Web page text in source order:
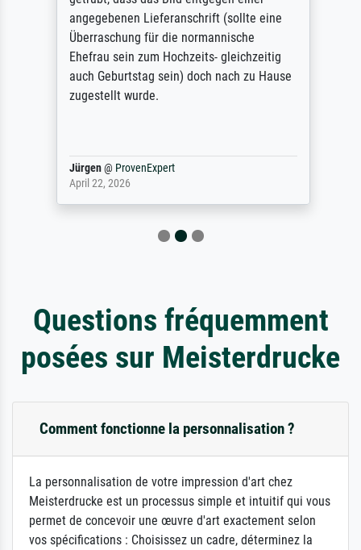
angegebenen Lieferanschrift (sollte eine
Überraschung für die normannische
Ehefrau sein zum Hochzeits- gleichzeitig
auch Geburtstag sein) doch nach zu Hause
zugestellt wurde.
Jürgen@ ProvenExpert
April 22, 2026
Questions fréquemment
posées sur Meisterdrucke
Comment fonctionne la personnalisation ?
La personnalisation de votre impression d'art chez
Meisterdrucke est un processus simple et intuitif qui vous
permet de concevoir une œuvre d'art exactement selon
vos spécifications : Choisissez un cadre, déterminez la